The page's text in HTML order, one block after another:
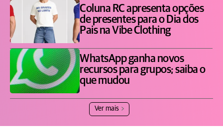
Coluna RC apresenta opções
de presentes para o Dia dos
Pais na Vibe Clothing
WhatsApp ganha novos
recursos para grupos; saiba o
que mudou
Ver mais